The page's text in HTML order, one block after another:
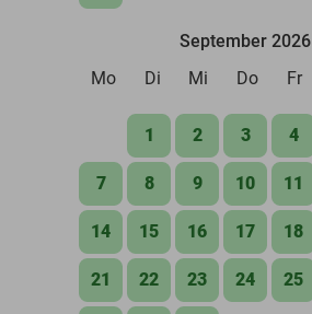
September 2026
Mo
Di Mi Do Fr
1 2 3 4
7 8 9 10 11
14 15 16 17 18
21 22 23 24 25